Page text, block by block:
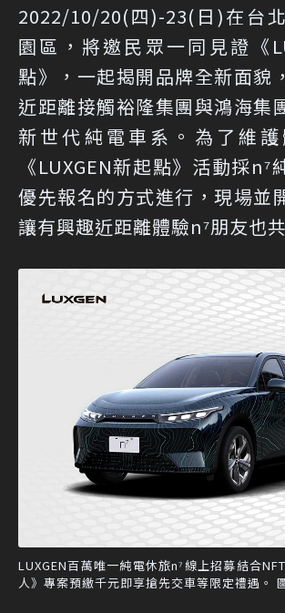
2022/10/20(四)-23(日)在台
園區，將邀民眾一同見證《
點》，一起揭開品牌全新面貌
近距離接觸裕隆集團與鴻海集
新世代純電車系。為了維護
《LUXGEN新起點》活動採n⁷
優先報名的方式進行，現場並
讓有興趣近距離體驗n⁷朋友也
LUXGEN百萬唯一純電休旅n⁷線上招募結合
人》專案預繳千元即享搶先交車等限定禮遇。